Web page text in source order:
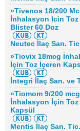
»Tivenos 18/200
İnhalasyon Icin Toz
Blister 60 Doz
Neutec İlaç San.
»Tiovix 18mcg
İçin Toz İçeren
İntegri İlaç San. ve
»Tiomom 9/200 mcg
İnhalasyon İçin Toz
Kapsül
Mentis İlaç San.